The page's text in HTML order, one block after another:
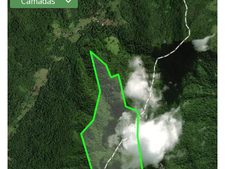
Estados
Municípios
Terras
indígenas
(FUNAI)
UC Federal
UC Estaduais
UC
Municipais
Hidrografia
1:1.000.000
(ANA)